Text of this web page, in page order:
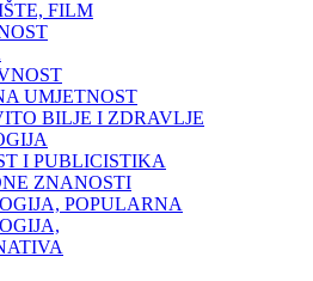
FILM
UMJETNOST
BILJE I ZDRAVLJE
I PUBLICISTIKA
ZNANOSTI
POPULARNA